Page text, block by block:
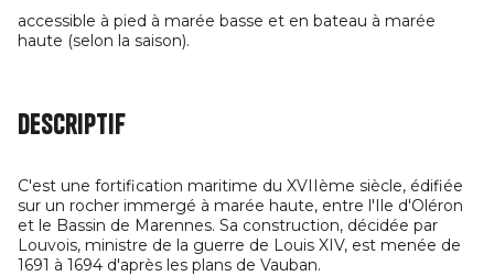
accessible à pied à marée basse et en bateau à marée
haute (selon la saison).
Descriptif
C'est une fortification maritime du XVIIème siècle, édifiée
sur un rocher immergé à marée haute, entre l'Ile d'Oléron
et le Bassin de Marennes. Sa construction, décidée par
Louvois, ministre de la guerre de Louis XIV, est menée de
1691 à 1694 d'après les plans de Vauban.